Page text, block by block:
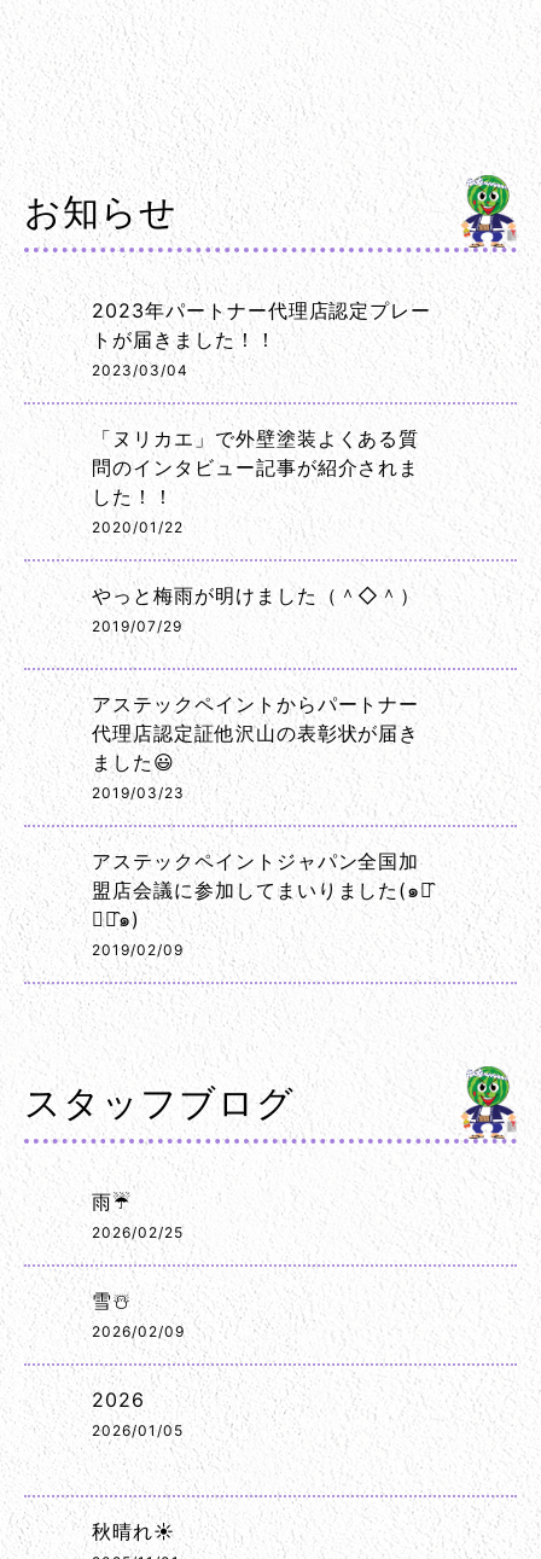
お知らせ
2023年パートナー代理店認定プレー
トが届きました！！
2023/03/04
「ヌリカエ」で外壁塗装よくある質
問のインタビュー記事が紹介されま
した！！
2020/01/22
やっと梅雨が明けました（＾◇＾）
2019/07/29
アステックペイントからパートナー
代理店認定証他沢山の表彰状が届き
ました😃
2019/03/23
アステックペイントジャパン全国加
盟店会議に参加してまいりました(๑･̑
◡･̑๑)
2019/02/09
スタッフブログ
雨☔
2026/02/25
雪☃️
2026/02/09
2026
2026/01/05
秋晴れ☀️